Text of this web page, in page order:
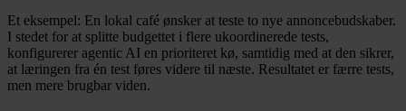
Et eksempel: En lokal café ønsker at teste to nye annoncebudskaber.
I stedet for at splitte budgettet i flere ukoordinerede tests,
konfigurerer agentic AI en prioriteret kø, samtidig med at den sikrer,
at læringen fra én test føres videre til næste. Resultatet er færre tests,
men mere brugbar viden.